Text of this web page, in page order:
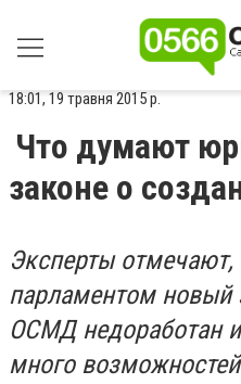
18:01, 19 травня 2015 р.
Что думают
законе о
Эксперты
парламентом новый
ОСМД недоработан
много